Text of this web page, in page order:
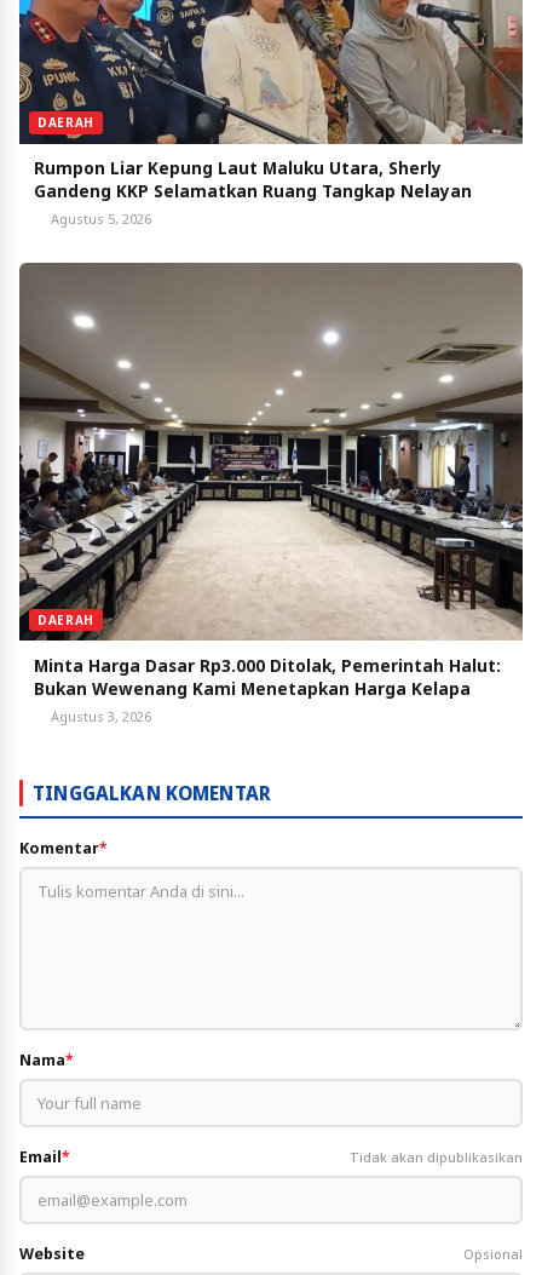
DAERAH
Rumpon Liar Kepung Laut Maluku Utara, Sherly
Gandeng KKP Selamatkan Ruang Tangkap Nelayan
Agustus 5, 2026
DAERAH
Minta Harga Dasar Rp3.000 Ditolak, Pemerintah Halut:
Bukan Wewenang Kami Menetapkan Harga Kelapa
Agustus 3, 2026
TINGGALKAN KOMENTAR
Komentar*
Nama*
Email* Tidak akan dipublikasikan
Website Opsional